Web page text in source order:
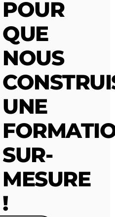
POUR
QUE
NOUS
UNE
SUR-
MESURE
!